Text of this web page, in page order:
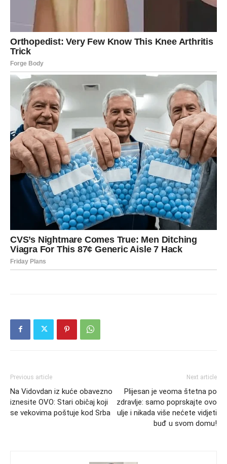
Previous article
Na Vidovdan iz kuće obavezno
iznesite OVO: Stari običaj koji
se vekovima poštuje kod Srba
Next article
Plijesan je veoma štetna po
zdravlje: samo poprskajte ovo
ulje i nikada više nećete vidjeti
buđ u svom domu!